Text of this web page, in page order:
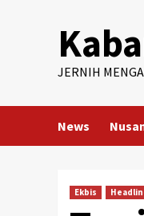
JERNIH
News
Ekbis